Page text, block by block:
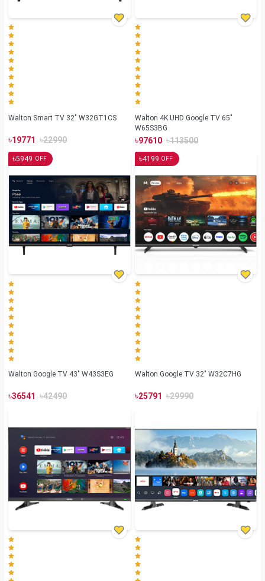
Walton Smart TV 32" W32GT1CS
৳19771 ৳22990
Walton 4K UHD Google TV 65"
W65S3BG
৳97610 ৳113500
৳5949 OFF
Walton Google TV 43" W43S3EG
৳36541 ৳42490
৳4199 OFF
Walton Google TV 32" W32C7HG
৳25791 ৳29990